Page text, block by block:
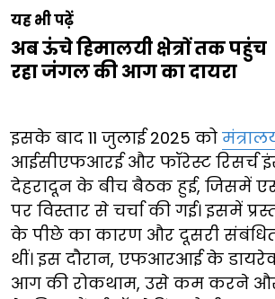
यह भी पढ़ें
अब ऊंचे हिमालयी क्षेत्रों तक पहुंच
रहा जंगल की आग का दायरा
इसके बाद 11 जुलाई 2025 को
आईसीएफआरई और फॉरेस्ट रिसर्च
देहरादून के बीच बैठक हुई, जिसमें
पर विस्तार से चर्चा की गई। इसमें
के पीछे का कारण और दूसरी
थीं। इस दौरान, एफआरआई के
आग की रोकथाम, उसे कम करने